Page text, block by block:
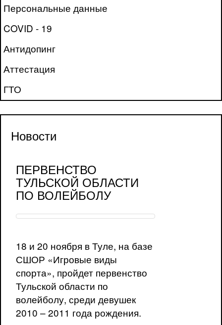
Персональные данные
COVID - 19
Антидопинг
Аттестация
ГТО
Новости
ПЕРВЕНСТВО
ТУЛЬСКОЙ ОБЛАСТИ
ПО ВОЛЕЙБОЛУ
18 и 20 ноября в Туле, на базе
СШОР «Игровые виды
спорта», пройдет первенство
Тульской области по
волейболу, среди девушек
2010 – 2011 года рождения.